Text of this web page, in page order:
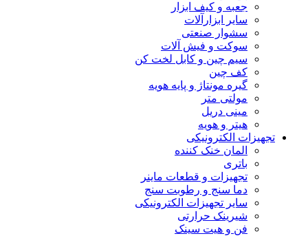
جعبه و کیف ابزار
سایر ابزارآلات
سشوار صنعتی
سوکت و فیش آلات
سیم چین و کابل لخت کن
کف چین
گیره مونتاژ و پایه هویه
مولتی متر
مینی دریل
هیتر و هویه
تجهیزات الکترونیکی
المان خنک کننده
باتری
تجهیزات و قطعات ماینر
دما سنج و رطوبت سنج
سایر تجهیزات الکترونیکی
شیرینک حرارتی
فن و هیت سینک